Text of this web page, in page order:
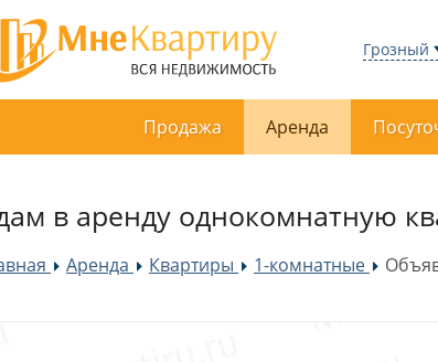
Грозный
Продажа Аренда
в аренду однокомнатную
»
Аренда »Квартиры »1-комнатные »